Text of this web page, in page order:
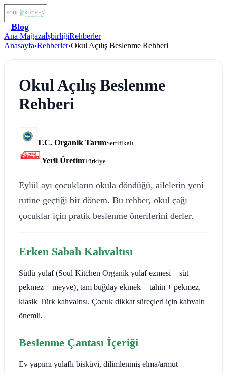
Blog
Ana MağazaİşbirliğiRehberler
Anasayfa›Rehberler›Okul Açılış Beslenme Rehberi
Okul Açılış Beslenme
Rehberi
T.C. Organik TarımSertifikalı
Yerli ÜretimTürkiye
Eylül ayı çocukların okula döndüğü, ailelerin yeni
rutine geçtiği bir dönem. Bu rehber, okul çağı
çocuklar için pratik beslenme önerilerini derler.
Erken Sabah Kahvaltısı
Sütlü yulaf (Soul Kitchen Organik yulaf ezmesi + süt +
pekmez + meyve), tam buğday ekmek + tahin + pekmez,
klasik Türk kahvaltısı. Çocuk dikkat süreçleri için kahvaltı
önemli.
Beslenme Çantası İçeriği
Ev yapımı yulaflı bisküvi, dilimlenmiş elma/armut +